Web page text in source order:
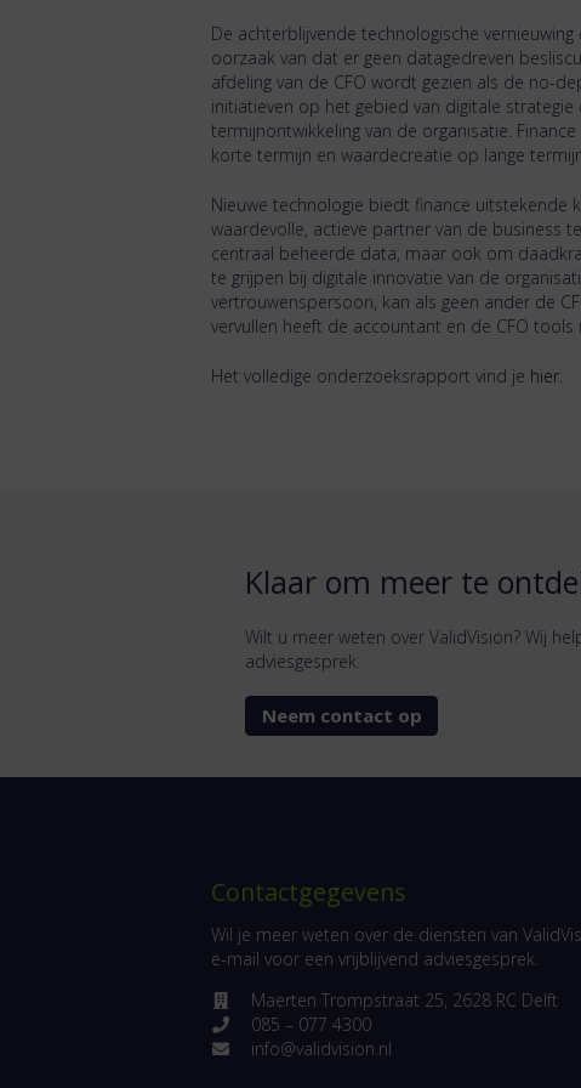
De achterblijvende technologische
oorzaak van dat er geen datagedreven
afdeling van de CFO wordt gezien als de no-
initiatieven op het gebied van digitale
termijnontwikkeling van de organisatie.
korte termijn en waardecreatie op lange
Nieuwe technologie biedt finance uitstekende
waardevolle, actieve partner van de business
centraal beheerde data, maar ook om
te grijpen bij digitale innovatie van de
vertrouwenspersoon, kan als geen ander de
vervullen heeft de accountant en de CFO
Het volledige onderzoeksrapport vind je hier.
Klaar om meer te
Wilt u meer weten over ValidVision? Wij
adviesgesprek.
Neem contact op
Contactgegevens
Wil je meer weten over de diensten van
e-mail voor een vrijblijvend adviesgesprek.
Maerten Trompstraat 25, 2628 RC Delft
085 – 077 4300
info@validvision.nl